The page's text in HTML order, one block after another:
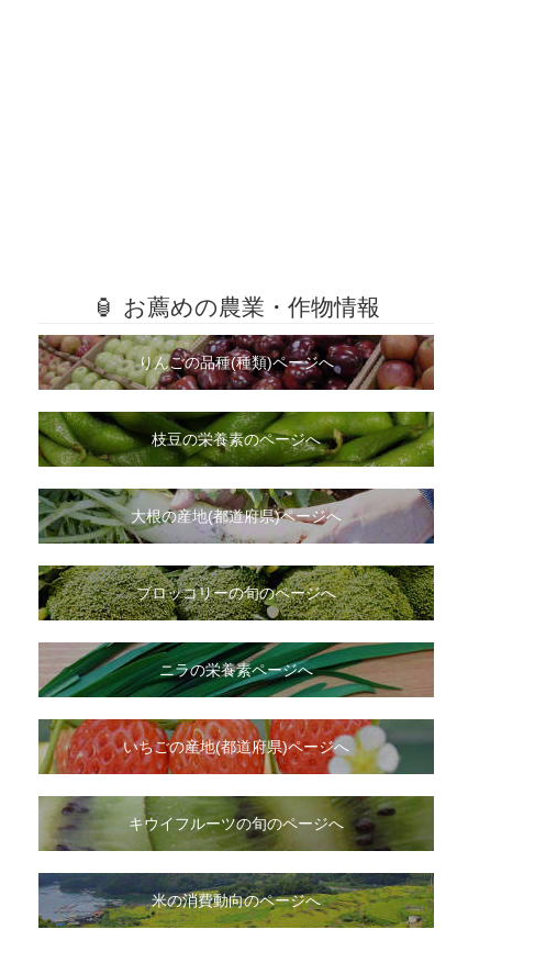
🏮 お薦めの農業・作物情報
りんごの品種(種類)ページへ
枝豆の栄養素のページへ
大根の産地(都道府県)ページへ
ブロッコリーの旬のページへ
ニラの栄養素ページへ
いちごの産地(都道府県)ページへ
キウイフルーツの旬のページへ
米の消費動向のページへ